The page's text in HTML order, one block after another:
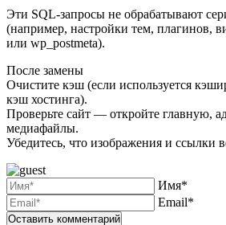
Эти SQL-запросы не обрабатывают
(например, настройки тем, плагинов,
или wp_postmeta).
После замены
Очистите кэш (если используется
кэш хостинга).
Проверьте сайт — откройте главную,
медиафайлы.
Убедитесь, что изображения и ссылки
Имя*
Email*